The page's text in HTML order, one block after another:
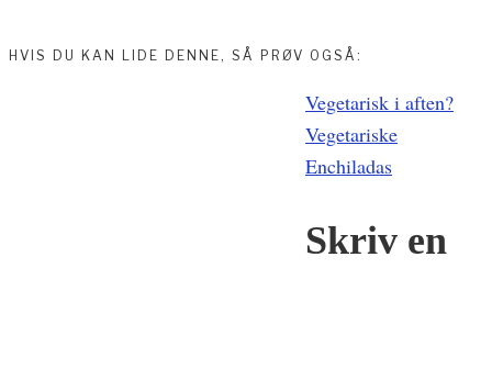
HVIS DU KAN LIDE DENNE, SÅ PRØV OGSÅ:
IndlægsnavigationVegetarisk i aften?
Vegetariske
Enchiladas
Skriv en